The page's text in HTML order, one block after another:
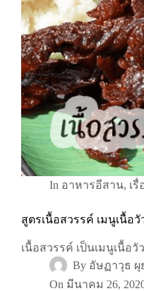
In อาหารอีสาน, เรื่
สูตรเนื้อสวรรค์ เมนูเนื้อ
เนื้อสวรรค์ เป็นเมนูเนื้อ
By อัษฏาวุธ ผุ
On มีนาคม 26,